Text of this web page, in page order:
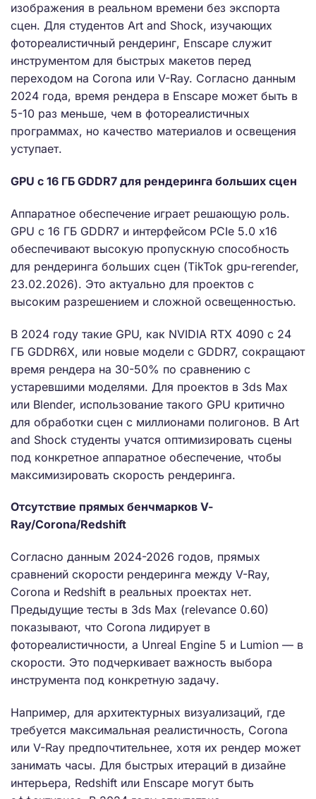
изображения в реальном времени без экспорта
сцен. Для студентов Art and Shock, изучающих
фотореалистичный рендеринг, Enscape служит
инструментом для быстрых макетов перед
переходом на Corona или V-Ray. Согласно данным
2024 года, время рендера в Enscape может быть в
5-10 раз меньше, чем в фотореалистичных
программах, но качество материалов и освещения
уступает.
GPU с 16 ГБ GDDR7 для рендеринга больших сцен
Аппаратное обеспечение играет решающую роль.
GPU с 16 ГБ GDDR7 и интерфейсом PCIe 5.0 x16
обеспечивают высокую пропускную способность
для рендеринга больших сцен (TikTok gpu-rerender,
23.02.2026). Это актуально для проектов с
высоким разрешением и сложной освещенностью.
В 2024 году такие GPU, как NVIDIA RTX 4090 с 24
ГБ GDDR6X, или новые модели с GDDR7, сокращают
время рендера на 30-50% по сравнению с
устаревшими моделями. Для проектов в 3ds Max
или Blender, использование такого GPU критично
для обработки сцен с миллионами полигонов. В Art
and Shock студенты учатся оптимизировать сцены
под конкретное аппаратное обеспечение, чтобы
максимизировать скорость рендеринга.
Отсутствие прямых бенчмарков V-
Ray/Corona/Redshift
Согласно данным 2024-2026 годов, прямых
сравнений скорости рендеринга между V-Ray,
Corona и Redshift в реальных проектах нет.
Предыдущие тесты в 3ds Max (relevance 0.60)
показывают, что Corona лидирует в
фотореалистичности, а Unreal Engine 5 и Lumion — в
скорости. Это подчеркивает важность выбора
инструмента под конкретную задачу.
Например, для архитектурных визуализаций, где
требуется максимальная реалистичность, Corona
или V-Ray предпочтительнее, хотя их рендер может
занимать часы. Для быстрых итераций в дизайне
интерьера, Redshift или Enscape могут быть